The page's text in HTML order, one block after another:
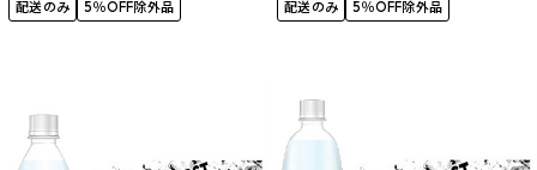
配送のみ 5％OFF除外品 配送のみ 5％OFF除外品